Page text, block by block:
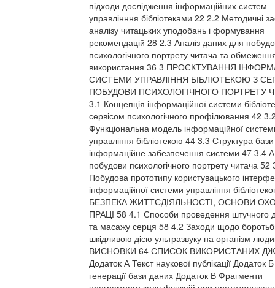
підходи дослідження інформаційних систем
управлінння бібліотеками 22 2.2 Методичні
аналізу читацьких уподобань і формування
рекомендацій 28 2.3 Аналіз даних для
психологічного портрету читача та
використання 36 3 ПРОЄКТУВАННЯ
СИСТЕМИ УПРАВЛІННЯ БІБЛІОТЕКОЮ З
ПОБУДОВИ ПСИХОЛОГІЧНОГО ПОРТРЕТУ
3.1 Концепція інформаційної системи
сервісом психологічного профілювання 42
Функціональна модель інформаційної
управління бібліотекою 44 3.3 Структура
інформаційне забезпечення системи 47 3.4
побудови психологічного портрету читача 52
Побудова прототипу користувацького
інформаційної системи управління
БЕЗПЕКА ЖИТТЄДІЯЛЬНОСТІ, ОСНОВИ
ПРАЦІ 58 4.1 Способи проведення штучного
та масажу серця 58 4.2 Заходи щодо
шкідливою дією ультразвуку на організм
ВИСНОВКИ 64 СПИСОК ВИКОРИСТАНИХ
Додаток А Текст наукової публікації Додаток
генерації бази даних Додаток В Фрагменти